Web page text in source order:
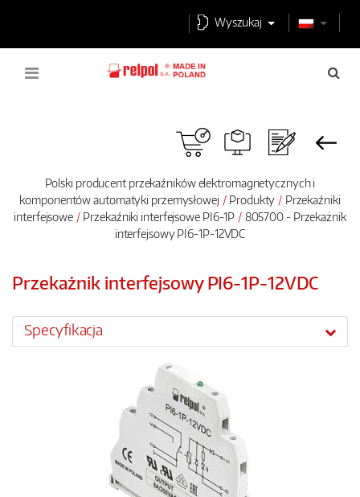
Wyszukaj
Polski producent przekaźników elektromagnetycznych i
komponentów automatyki przemysłowej
Produkty
Przekaźniki
interfejsowe
Przekaźniki interfejsowe PI6-1P
805700 - Przekażnik
interfejsowy PI6-1P-12VDC
Przekażnik interfejsowy PI6-1P-12VDC
Specyfikacja